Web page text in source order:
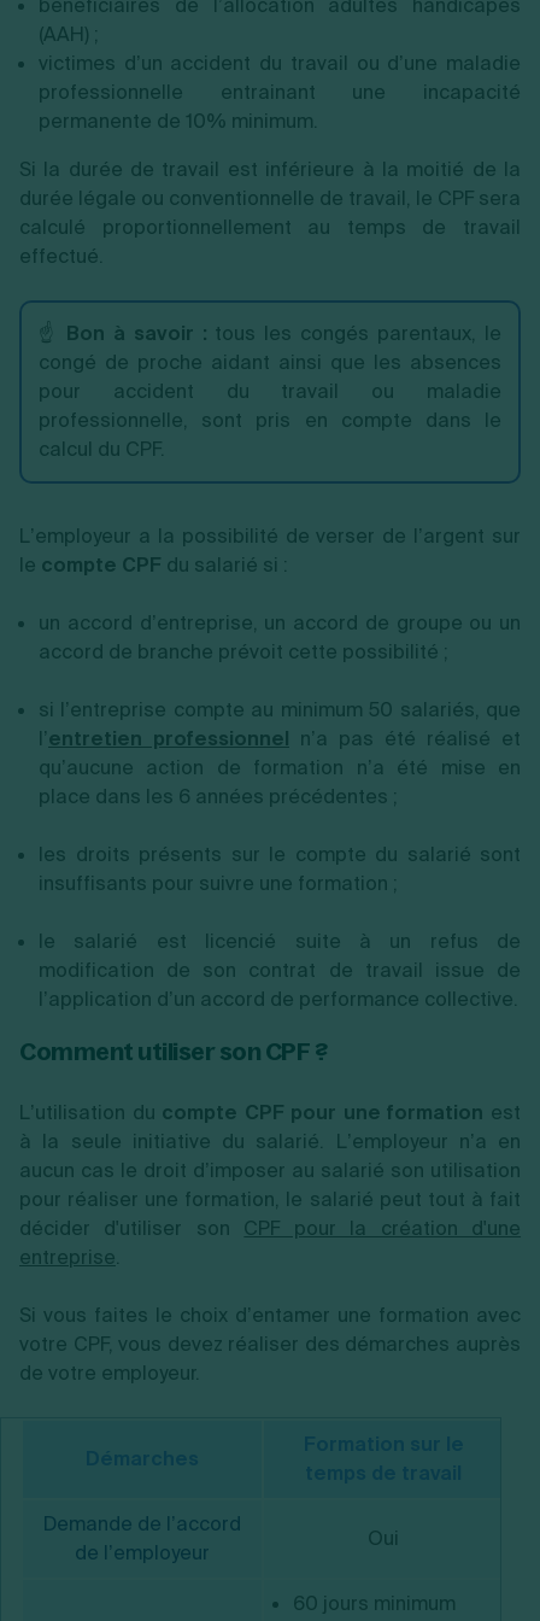
bénéficiaires de l’allocation adultes handicapés
(AAH) ;
victimes d’un accident du travail ou d’une maladie
professionnelle entrainant une incapacité
permanente de 10% minimum.
Si la durée de travail est inférieure à la moitié de la
durée légale ou conventionnelle de travail, le CPF sera
calculé proportionnellement au temps de travail
effectué.
☝️ Bon à savoir : tous les congés parentaux, le
congé de proche aidant ainsi que les absences
pour accident du travail ou maladie
professionnelle, sont pris en compte dans le
calcul du CPF.
L’employeur a la possibilité de verser de l’argent sur
le compte CPF du salarié si :
un accord d’entreprise, un accord de groupe ou un
accord de branche prévoit cette possibilité ;
si l’entreprise compte au minimum 50 salariés, que
l’entretien professionnel n’a pas été réalisé et
qu’aucune action de formation n’a été mise en
place dans les 6 années précédentes ;
les droits présents sur le compte du salarié sont
insuffisants pour suivre une formation ;
le salarié est licencié suite à un refus de
modification de son contrat de travail issue de
l’application d’un accord de performance collective.
Comment utiliser son CPF ?
L’utilisation du compte CPF pour une formation est
à la seule initiative du salarié. L’employeur n’a en
aucun cas le droit d’imposer au salarié son utilisation
pour réaliser une formation, le salarié peut tout à fait
décider d'utiliser son CPF pour la création d'une
entreprise.
Si vous faites le choix d’entamer une formation avec
votre CPF, vous devez réaliser des démarches auprès
de votre employeur.
Demande de l’accord
de l’employeur
Oui
60 jours minimum